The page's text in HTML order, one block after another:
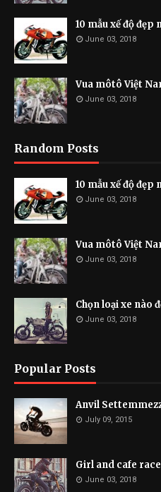
10 mẫu xế độ đẹp
June 03, 2018
Vua môtô Việt
June 03, 2018
Random Posts
10 mẫu xế độ đẹp
June 03, 2018
Vua môtô Việt
June 03, 2018
Chọn loại xe nào
June 03, 2018
Popular Posts
Anvil
July 09, 2015
Girl and cafe
June 03, 2018